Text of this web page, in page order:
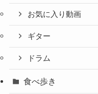
お気に入り動画
ギター
ドラム
食べ歩き